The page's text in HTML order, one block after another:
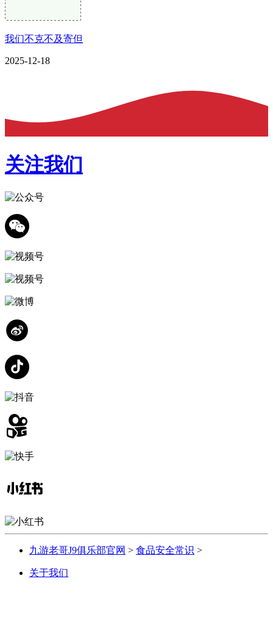
我们不克不及寄但
2025-12-18
关注我们
九游老哥J9俱乐部官网 > 食品安全常识 >
关于我们